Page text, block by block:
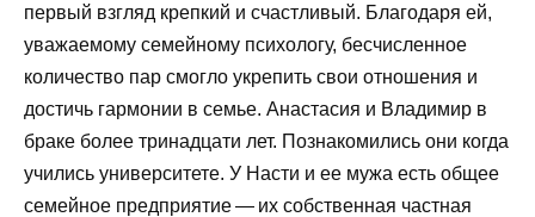
первый взгляд крепкий и счастливый. Благодаря ей,
уважаемому семейному психологу, бесчисленное
количество пар смогло укрепить свои отношения и
достичь гармонии в семье. Анастасия и Владимир в
браке более тринадцати лет. Познакомились они когда
учились университете. У Насти и ее мужа есть общее
семейное предприятие — их собственная частная